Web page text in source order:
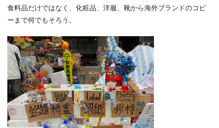
食料品だけではなく、化粧品、洋服、靴から海外ブランドのコピ
ーまで何でもそろう。